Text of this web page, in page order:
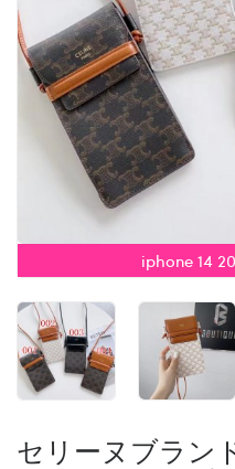
iphone 14
セリーヌブラン